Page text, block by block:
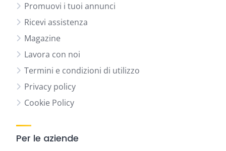
Promuovi i tuoi annunci
Ricevi assistenza
Magazine
Lavora con noi
Termini e condizioni di utilizzo
Privacy policy
Cookie Policy
Per le aziende